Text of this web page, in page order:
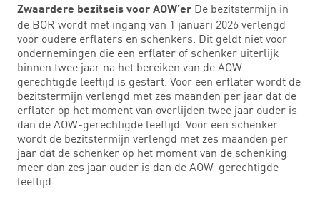
Zwaardere bezitseis voor AOW’er De bezitstermijn in
de BOR wordt met ingang van 1 januari 2026 verlengd
voor oudere erflaters en schenkers. Dit geldt niet voor
ondernemingen die een erflater of schenker uiterlijk
binnen twee jaar na het bereiken van de AOW-
gerechtigde leeftijd is gestart. Voor een erflater wordt de
bezitstermijn verlengd met zes maanden per jaar dat de
erflater op het moment van overlijden twee jaar ouder is
dan de AOW-gerechtigde leeftijd. Voor een schenker
wordt de bezitstermijn verlengd met zes maanden per
jaar dat de schenker op het moment van de schenking
meer dan zes jaar ouder is dan de AOW-gerechtigde
leeftijd.